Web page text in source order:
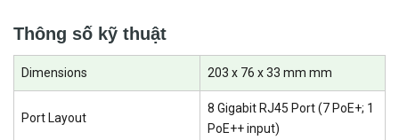
<Hotline: 0828.011.011 - (028)7300.2021 - VoHoang.vn>
Thông số kỹ thuật
Dimensions 203 x 76 x 33 mm mm
Port Layout
8 Gigabit RJ45 Port (7 PoE+; 1
PoE++ input)